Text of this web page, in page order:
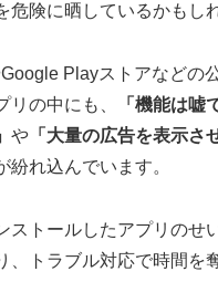
危険に晒しているかもし
Playストアなどの
リの中にも、
「機能は嘘
や 「大量の広告を表示さ
紛れ込んでいます。
ストールしたアプリのせ
、トラブル対応で時間を